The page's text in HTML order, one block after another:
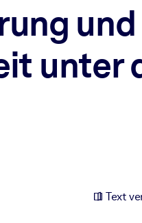
unter
Text